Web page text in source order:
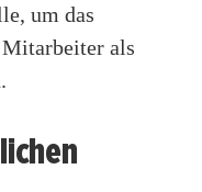
um das
als